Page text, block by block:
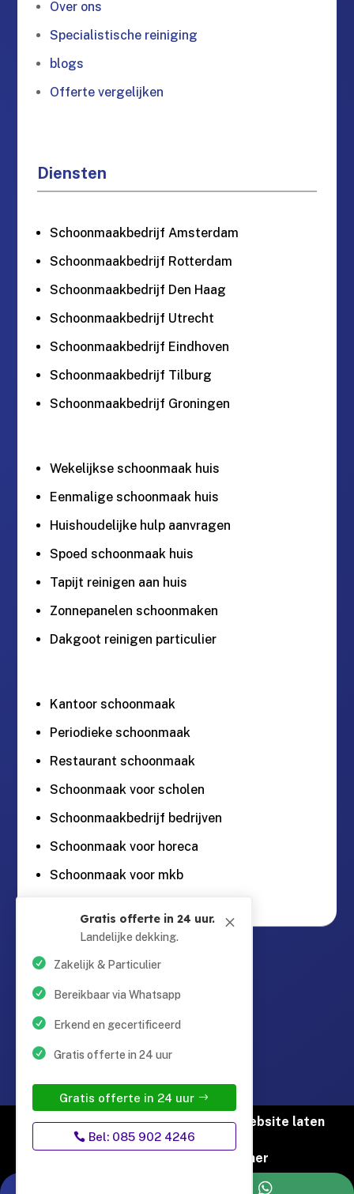
Over ons
Specialistische reiniging
blogs
Offerte vergelijken
Diensten
Schoonmaakbedrijf Amsterdam
Schoonmaakbedrijf Rotterdam
Schoonmaakbedrijf Den Haag
Schoonmaakbedrijf Utrecht
Schoonmaakbedrijf Eindhoven
Schoonmaakbedrijf Tilburg
Schoonmaakbedrijf Groningen
Wekelijkse schoonmaak huis
Eenmalige schoonmaak huis
Huishoudelijke hulp aanvragen
Spoed schoonmaak huis
Tapijt reinigen aan huis
Zonnepanelen schoonmaken
Dakgoot reinigen particulier
Kantoor schoonmaak
Periodieke schoonmaak
Restaurant schoonmaak
Schoonmaak voor scholen
Schoonmaakbedrijf bedrijven
Schoonmaak voor horeca
Schoonmaak voor mkb

Guntersteinweg 377,
2531KA Den Haag

M
Gratis offerte in 24 uur.
Landelijke dekking.
Zakelijk & Particulier
Bereikbaar via Whatsapp
Erkend en gecertificeerd
Gratis offerte in 24 uur
Gratis offerte in 24 uur
Bel: 085 902 4246
© Copyright Schoonmaak Totaal | Website laten
maken door Flexamedia
Disclaimer
